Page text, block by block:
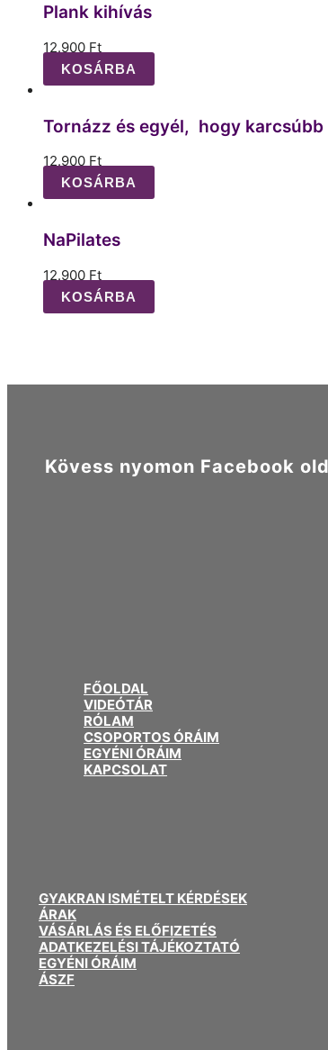
Plank kihívás
12.900 Ft
KOSÁRBA
Tornázz és egyél, hogy karcsúbb
12.900 Ft
KOSÁRBA
NaPilates
12.900 Ft
KOSÁRBA
Kövess nyomon Facebook
FŐOLDAL
VIDEÓTÁR
RÓLAM
CSOPORTOS ÓRÁIM
EGYÉNI ÓRÁIM
KAPCSOLAT
GYAKRAN ISMÉTELT KÉRDÉSEK
ÁRAK
VÁSÁRLÁS ÉS ELŐFIZETÉS
ADATKEZELÉSI TÁJÉKOZTATÓ
EGYÉNI ÓRÁIM
ÁSZF